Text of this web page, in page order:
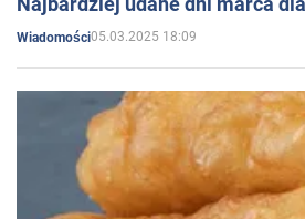
Wiadomości05.03.2025 18:09